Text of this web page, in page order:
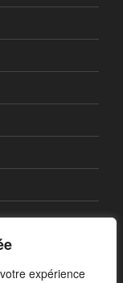
expérience